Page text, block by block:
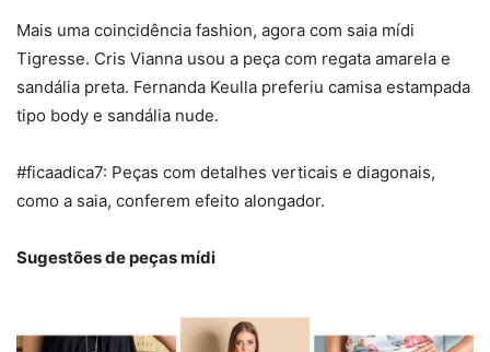
Mais uma coincidência fashion, agora com saia mídi
Tigresse. Cris Vianna usou a peça com regata amarela e
sandália preta. Fernanda Keulla preferiu camisa estampada
tipo body e sandália nude.
#ficaadica7: Peças com detalhes verticais e diagonais,
como a saia, conferem efeito alongador.
Sugestões de peças mídi